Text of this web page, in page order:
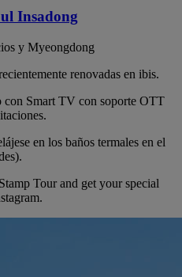
Insadong
y Myeongdong
renovadas en ibis.
con Smart TV con soporte OTT
en los baños termales en el
Tour and get your special